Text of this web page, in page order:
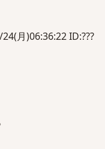
月)06:36:22 ID:???